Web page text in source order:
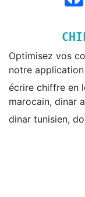
Optimisez vos
notre
écrire chiffre en
marocain, dinar
dinar tunisien,